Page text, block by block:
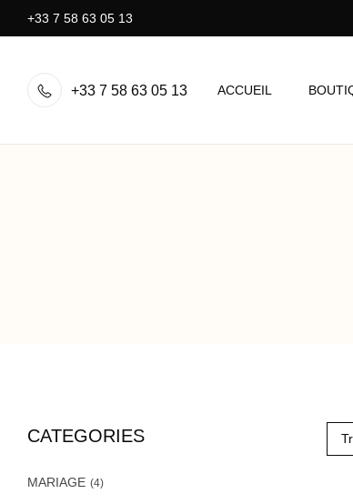
+33 7 58 63 05 13
+33 7 58 63 05 13 ACCUEIL
CATEGORIES
MARIAGE (4)